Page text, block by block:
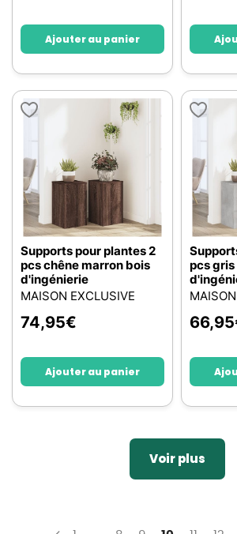
Ajouter au panier
Supports pour plantes 2
pcs chêne marron bois
d'ingénierie
MAISON EXCLUSIVE
74,95€
Ajouter au panier
pcs
66,95
Voir plus